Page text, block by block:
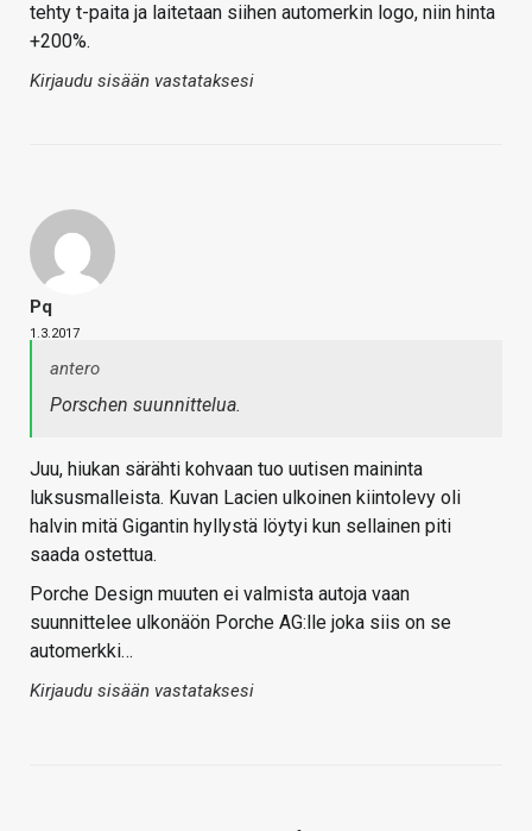
tehty t-paita ja laitetaan siihen automerkin logo, niin hinta
+200%.
Kirjaudu sisään vastataksesi
Pq
1.3.2017
antero
Porschen suunnittelua.
Juu, hiukan särähti kohvaan tuo uutisen maininta
luksusmalleista. Kuvan Lacien ulkoinen kiintolevy oli
halvin mitä Gigantin hyllystä löytyi kun sellainen piti
saada ostettua.
Porche Design muuten ei valmista autoja vaan
suunnittelee ulkonäön Porche AG:lle joka siis on se
automerkki…
Kirjaudu sisään vastataksesi